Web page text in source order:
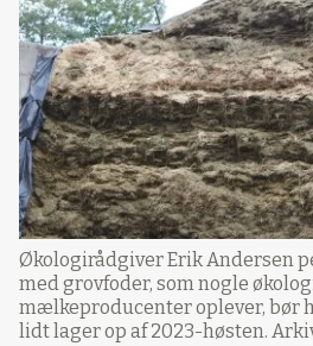
Økologirådgiver Erik Andersen
med grovfoder, som nogle
mælkeproducenter oplever, bør
lidt lager op af 2023-høsten.